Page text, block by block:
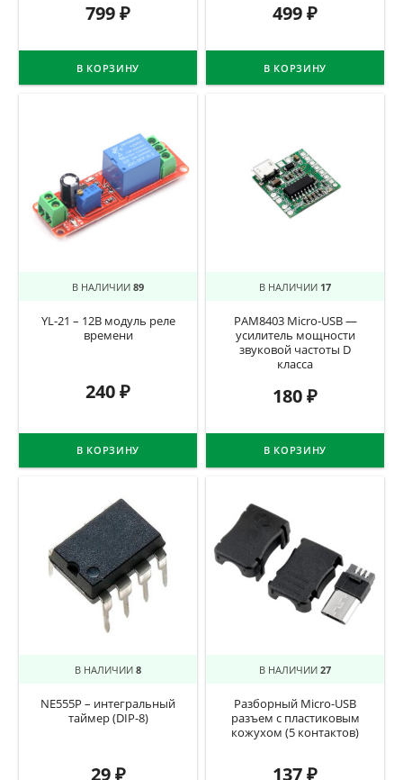
799₽
В КОРЗИНУ
499₽
В КОРЗИНУ
В НАЛИЧИИ 89
YL-21 – 12В модуль реле
времени
240₽
В КОРЗИНУ
В НАЛИЧИИ 17
PAM8403 Micro-USB —
усилитель мощности
звуковой частоты D
класса
180₽
В КОРЗИНУ
В НАЛИЧИИ 8
NE555P – интегральный
таймер (DIP-8)
29₽
В НАЛИЧИИ 27
Разборный Micro-USB
разъем с пластиковым
кожухом (5 контактов)
137₽